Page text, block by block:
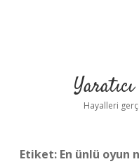
Hayalleri
Etiket: En ünlü oyun